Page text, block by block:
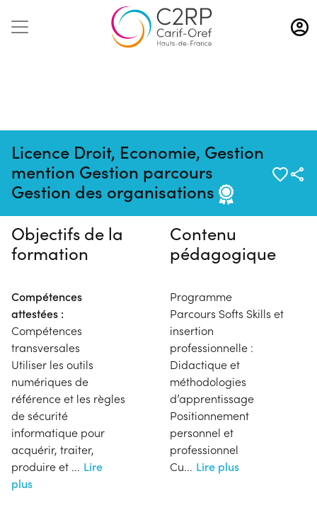
Aller
au
contenu
Licence Droit, Economie, Gestion
mention Gestion parcours
Gestion des organisations
Pas de session programmée en
ce moment
Objectifs de la
formation
Compétences
attestées :
Compétences
transversales
Utiliser les outils
numériques de
référence et les règles
de sécurité
informatique pour
acquérir, traiter,
produire et ... Lire
plus
Contenu
pédagogique
Programme
Parcours Softs Skills et
insertion
professionnelle :
Didactique et
méthodologies
d’apprentissage
Positionnement
personnel et
professionnel
Cu... Lire plus